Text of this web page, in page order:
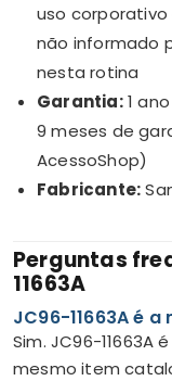
uso
não informado
nesta rotina
Garantia:1
9 meses de
AcessoShop)
Fabricante:
Perguntas
11663A
JC96-11663A é a
Sim. JC96-11663A
mesmo item